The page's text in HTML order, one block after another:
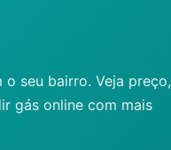
seu bairro. Veja preço,
gás online com mais